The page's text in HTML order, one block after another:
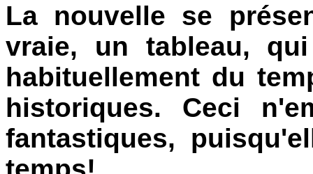
La nouvelle se
vraie, un tableau,
habituellement du
historiques. Ceci
fantastiques,